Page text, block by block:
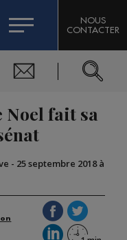
SKIABLES
BLANC
NOUS
CONTACTER
Noel fait sa
- 25 septembre 2018 à